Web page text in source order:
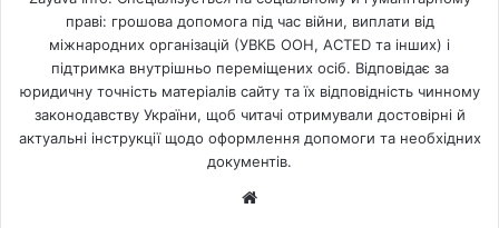
праві: грошова допомога під час війни, виплати від
міжнародних організацій (УВКБ ООН, ACTED та інших) і
підтримка внутрішньо переміщених осіб. Відповідає за
юридичну точність матеріалів сайту та їх відповідність чинному
законодавству України, щоб читачі отримували достовірні й
актуальні інструкції щодо оформлення допомоги та необхідних
документів.